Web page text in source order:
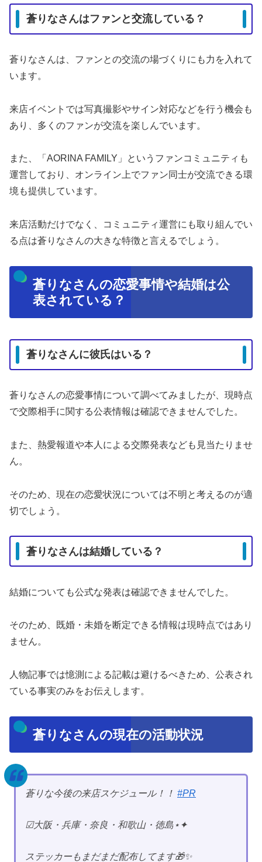
蒼りなさんはファンと交流している？
蒼りなさんは、ファンとの交流の場づくりにも力を入れて
います。
来店イベントでは写真撮影やサイン対応などを行う機会も
あり、多くのファンが交流を楽しんでいます。
また、「AORINA FAMILY」というファンコミュニティも
運営しており、オンライン上でファン同士が交流できる環
境も提供しています。
来店活動だけでなく、コミュニティ運営にも取り組んでい
る点は蒼りなさんの大きな特徴と言えるでしょう。
蒼りなさんの恋愛事情や結婚は公
表されている？
蒼りなさんに彼氏はいる？
蒼りなさんの恋愛事情について調べてみましたが、現時点
で交際相手に関する公表情報は確認できませんでした。
また、熱愛報道や本人による交際発表なども見当たりませ
ん。
そのため、現在の恋愛状況については不明と考えるのが適
切でしょう。
蒼りなさんは結婚している？
結婚についても公式な発表は確認できませんでした。
そのため、既婚・未婚を断定できる情報は現時点ではあり
ません。
人物記事では憶測による記載は避けるべきため、公表され
ている事実のみをお伝えします。
蒼りなさんの現在の活動状況
蒼りな今後の来店スケジュール！！ #PR
︎︎︎︎︎︎☑︎大阪・兵庫・奈良・和歌山・徳島⋆✦
ステッカーもまだまだ配布してます🎁✨️